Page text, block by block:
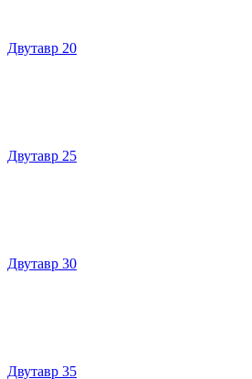
Двутавр 20
Двутавр 25
Двутавр 30
Двутавр 35